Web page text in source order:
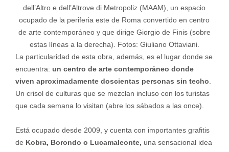
dell’Altro e dell’Altrove di Metropoliz (MAAM), un espacio
ocupado de la periferia este de Roma convertido en centro
de arte contemporáneo y que dirige Giorgio de Finis (sobre
estas líneas a la derecha). Fotos: Giuliano Ottaviani.
La particularidad de esta obra, además, es el lugar donde se
encuentra: un centro de arte contemporáneo donde
viven aproximadamente doscientas personas sin techo
Un crisol de culturas que se mezclan incluso con los turistas
que cada semana lo visitan (abre los sábados a las once).
Está ocupado desde 2009, y cuenta con importantes grafitis
de Kobra, Borondo o Lucamaleonte, una sensacional idea